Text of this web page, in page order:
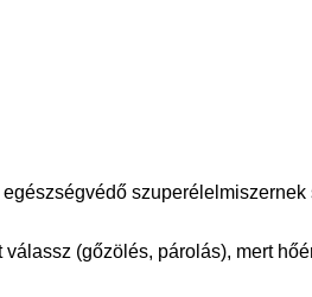
szuperélelmiszernek
(gőzölés, párolás), mert